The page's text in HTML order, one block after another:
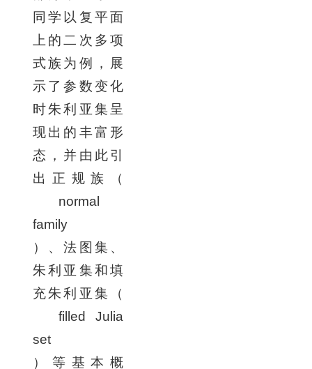
同学以复平面
上的二次多项
式族为例，展
示了参数变化
时朱利亚集呈
现出的丰富形
态，并由此引
出正规族（
normal
family
）、法图集、
朱利亚集和填
充朱利亚集（
filled Julia
set
）等基本概